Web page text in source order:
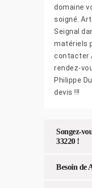
domaine
soigné.
Seignal
matériels
contacter
rendez-
Philippe
devis !!!
Songez-
33220 !
Besoin de